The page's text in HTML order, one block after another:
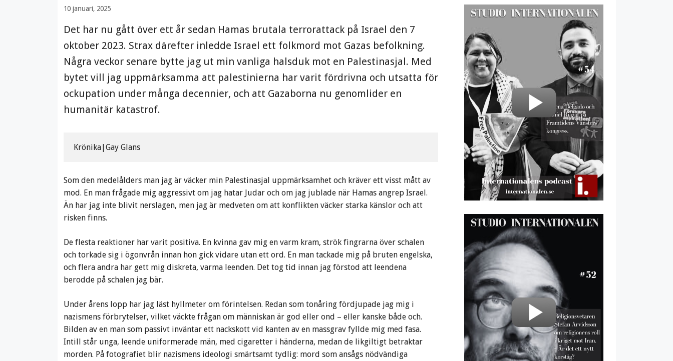
10 januari, 2025
Det har nu gått över ett år sedan Hamas brutala terrorattack på Israel den 7
oktober 2023. Strax därefter inledde Israel ett folkmord mot Gazas befolkning.
Några veckor senare bytte jag ut min vanliga halsduk mot en Palestinasjal. Med
bytet vill jag uppmärksamma att palestinierna har varit fördrivna och utsatta för
ockupation under många decennier, och att Gazaborna nu genomlider en
humanitär katastrof.
Krönika|Gay Glans
Som den medelålders man jag är väcker min Palestinasjal uppmärksamhet och kräver ett visst mått av
mod. En man frågade mig aggressivt om jag hatar Judar och om jag jublade när Hamas angrep Israel.
Än har jag inte blivit nerslagen, men jag är medveten om att konflikten väcker starka känslor och att
risken finns.
De flesta reaktioner har varit positiva. En kvinna gav mig en varm kram, strök fingrarna över schalen
och torkade sig i ögonvrån innan hon gick vidare utan ett ord. En man tackade mig på bruten engelska,
och flera andra har gett mig diskreta, varma leenden. Det tog tid innan jag förstod att leendena
berodde på schalen jag bär.
Under årens lopp har jag läst hyllmeter om förintelsen. Redan som tonåring fördjupade jag mig i
nazismens förbrytelser, vilket väckte frågan om människan är god eller ond – eller kanske både och.
Bilden av en man som passivt inväntar ett nackskott vid kanten av en massgrav fyllde mig med fasa.
Intill står unga, leende uniformerade män, med cigaretter i händerna, medan de likgiltigt betraktar
morden. På fotografiet blir nazismens ideologi smärtsamt tydlig: mord som ansågs nödvändiga